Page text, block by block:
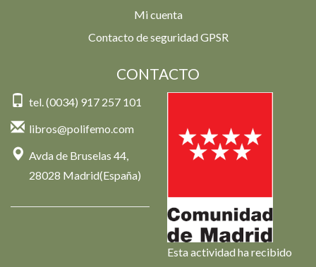
Mi cuenta
Contacto de seguridad GPSR
CONTACTO
tel. (0034) 917 257 101
libros@polifemo.com
Avda de Bruselas 44,
28028 Madrid(España)
Esta actividad ha recibido